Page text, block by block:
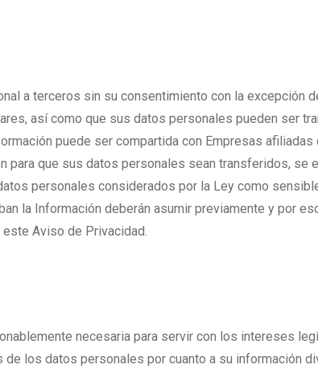
a terceros sin su consentimiento con la excepción
así como que sus datos personales pueden ser
puede ser compartida con Empresas
que sus datos personales sean transferidos, se
personales considerados por la Ley como
la Información deberán asumir previamente y por
Aviso de Privacidad.
necesaria para servir con los intereses
los datos personales por cuanto a su información